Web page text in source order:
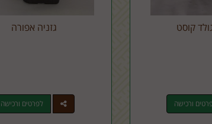
קוסט
ורכישה
גזניה אפורה
לפרטים ורכישה